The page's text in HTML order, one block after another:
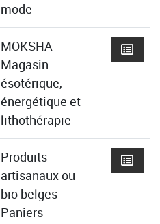
mode
MOKSHA -
Magasin
ésotérique,
énergétique et
lithothérapie
Produits
artisanaux ou
bio belges -
Paniers